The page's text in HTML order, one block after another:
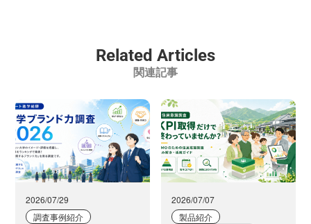
Related Articles
関連記事
2026/07/29
調査事例紹介
2026/07/07
製品紹介